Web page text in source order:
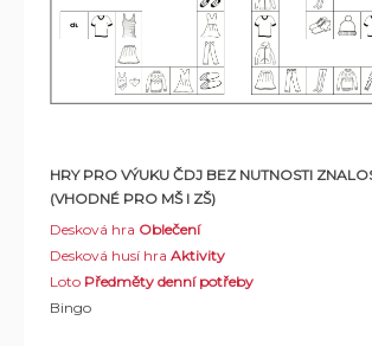
HRY PRO VÝUKU ČDJ BEZ NUTNOSTI
(VHODNÉ PRO MŠ I ZŠ)
Desková hra Oblečení
Desková husí hra Aktivity
Loto Předměty denní potřeby
Bingo